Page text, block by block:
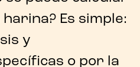
harina? Es simple:
y
o por la